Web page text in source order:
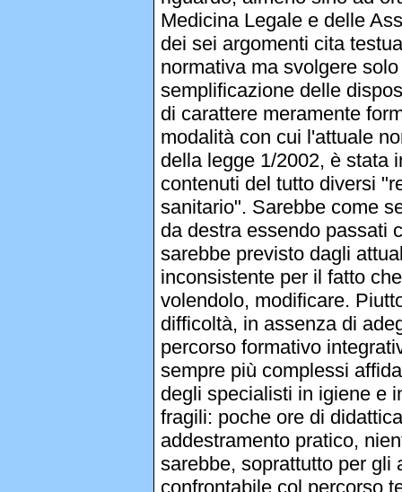
Medicina Legale e delle
dei sei argomenti cita
normativa ma svolgere
semplificazione delle
di carattere meramente
modalità con cui l'attuale
della legge 1/2002, è stata
contenuti del tutto diversi
sanitario". Sarebbe come
da destra essendo passati
sarebbe previsto dagli
inconsistente per il fatto
volendolo, modificare.
difficoltà, in assenza di
percorso formativo
sempre più complessi
degli specialisti in igiene e
fragili: poche ore di
addestramento pratico,
sarebbe, soprattutto per gli
confrontabile col percorso